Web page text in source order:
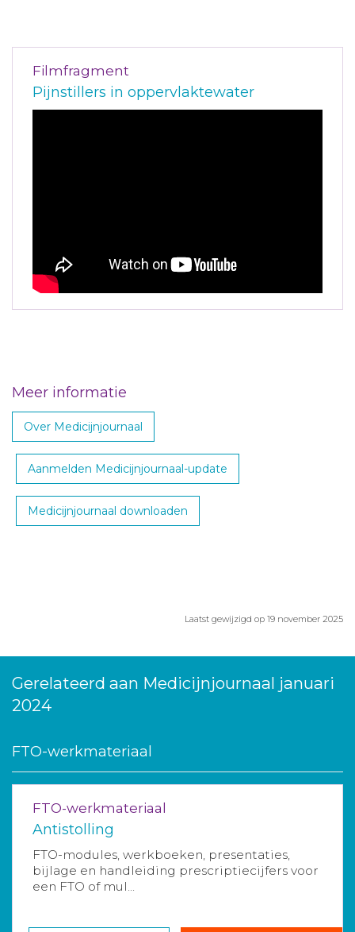
Filmfragment
Pijnstillers in oppervlaktewater
Meer informatie
Over Medicijnjournaal
Aanmelden Medicijnjournaal-update
Medicijnjournaal downloaden
Laatst gewijzigd op 19 november 2025
Gerelateerd aan Medicijnjournaal januari
2024
FTO-werkmateriaal
FTO-werkmateriaal
Antistolling
FTO-modules, werkboeken, presentaties,
bijlage en handleiding prescriptiecijfers voor
een FTO of mul...